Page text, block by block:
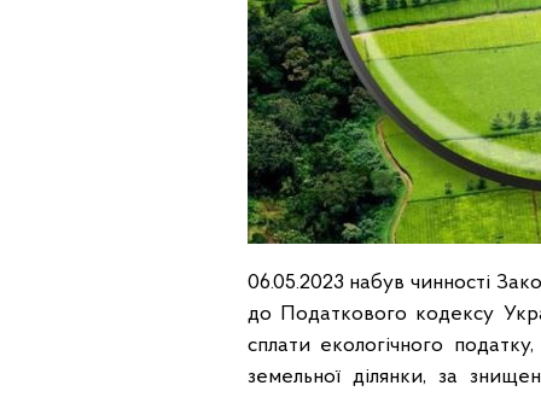
06.05.2023 набув чинності
до Податкового кодексу
сплати екологічного
земельної ділянки, за